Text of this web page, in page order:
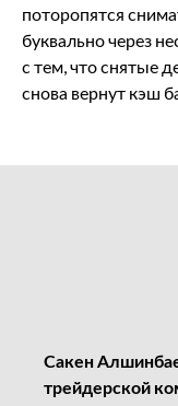
поторопятся
буквально через
с тем, что снятые
снова вернут кэш
Сакен
трейдерской